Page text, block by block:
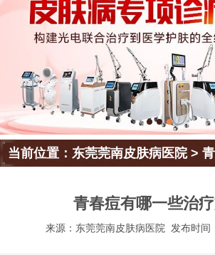
当前位置：东莞莞南皮肤病医院>
青春痘有哪一些治
来源：东莞莞南皮肤病医院 发布时间